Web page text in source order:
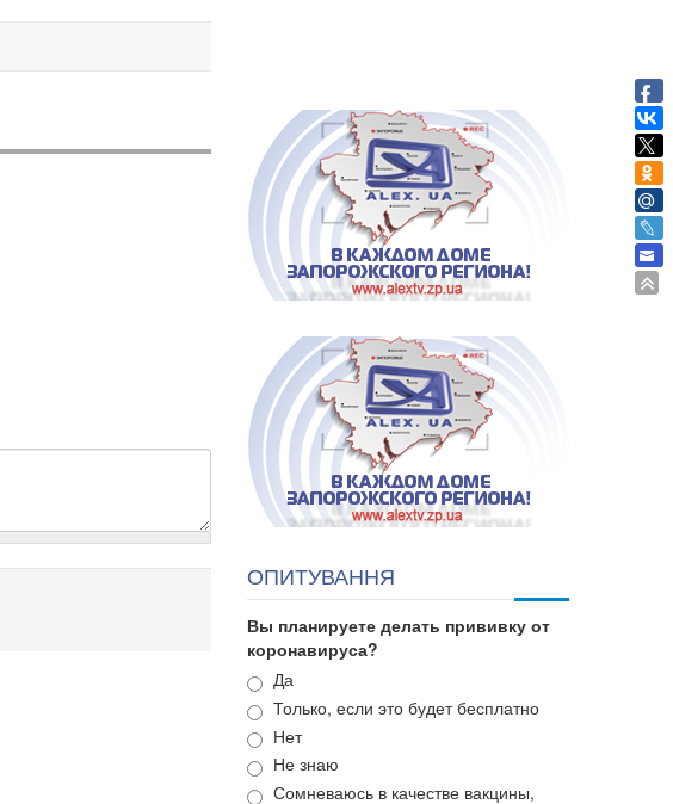
ОПИТУВАННЯ
Вы планируете делать прививку от
коронавируса?
Варианты
Да
Только, если это будет бесплатно
Нет
Не знаю
Сомневаюсь в качестве вакцины,